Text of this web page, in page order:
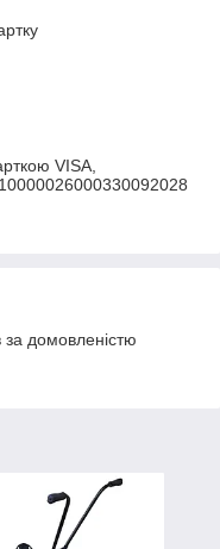
VISA,
домовленістю